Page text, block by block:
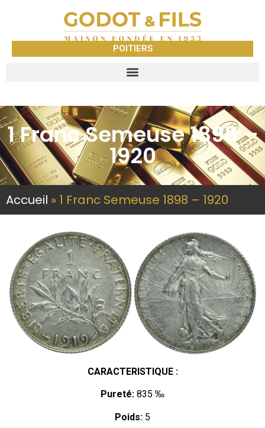
POITIERS
1 Franc Semeuse 1898 –
1920
Accueil » 1 Franc Semeuse 1898 – 1920
CARACTERISTIQUE :
Pureté: 835 ‰
Poids: 5